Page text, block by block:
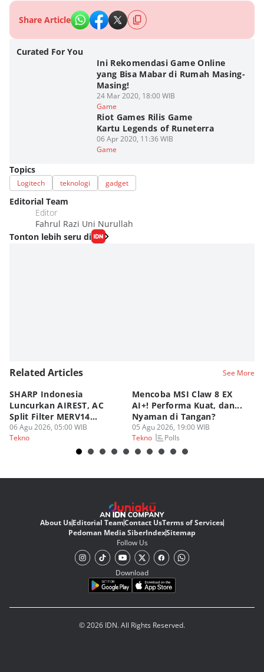
Share Article
Curated For You
Ini Rekomendasi Game Online
yang Bisa Mabar di Rumah Masing-
Masing!
24 Mar 2020, 18:00 WIB
Game
Riot Games Rilis Game
Kartu Legends of Runeterra
06 Apr 2020, 11:36 WIB
Game
Topics
Logitech teknologi gadget
Editorial Team
Editor
Fahrul Razi Uni Nurullah
Tonton lebih seru di
Related Articles See More
SHARP Indonesia
Luncurkan AIREST, AC
Split Filter MERV14
Perdana!
06 Agu 2026, 05:00 WIB
Tekno
Mencoba MSI Claw 8 EX
AI+! Performa Kuat, dan...
Nyaman di Tangan?
05 Agu 2026, 19:00 WIB
Tekno
Polls
About UsEditorial TeamContact UsTerms of Services
Pedoman Media SiberIndexSitemap
Follow Us
Download
© 2026 IDN. All Rights Reserved.